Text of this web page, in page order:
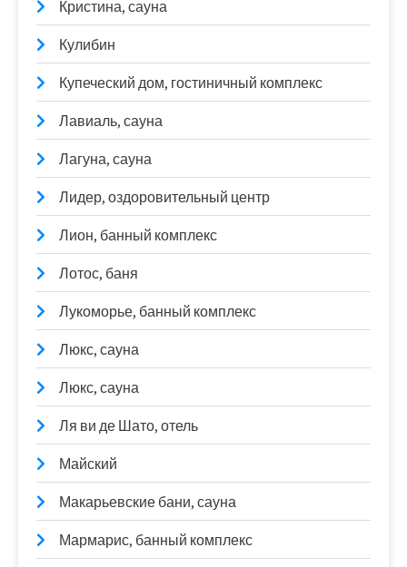
Кристина, сауна
Кулибин
Купеческий дом, гостиничный комплекс
Лавиаль, сауна
Лагуна, сауна
Лидер, оздоровительный центр
Лион, банный комплекс
Лотос, баня
Лукоморье, банный комплекс
Люкс, сауна
Люкс, сауна
Ля ви де Шато, отель
Майский
Макарьевские бани, сауна
Мармарис, банный комплекс